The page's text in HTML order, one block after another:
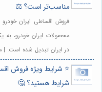
مناسب‌تر است؟ ⚖️
فروش اقساطی ایران
محصولات ایران خودرو،
در ایران تبدیل شده است. |
⭐️ شرایط ویژه فروش
شرایط هستید؟ 🤔